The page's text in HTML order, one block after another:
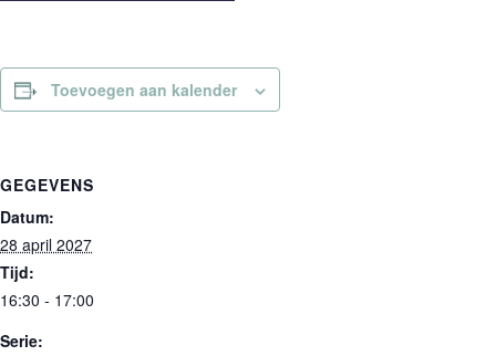
Toevoegen aan kalender
GEGEVENS
Datum:
28 april 2027
Tijd:
16:30 - 17:00
Serie: